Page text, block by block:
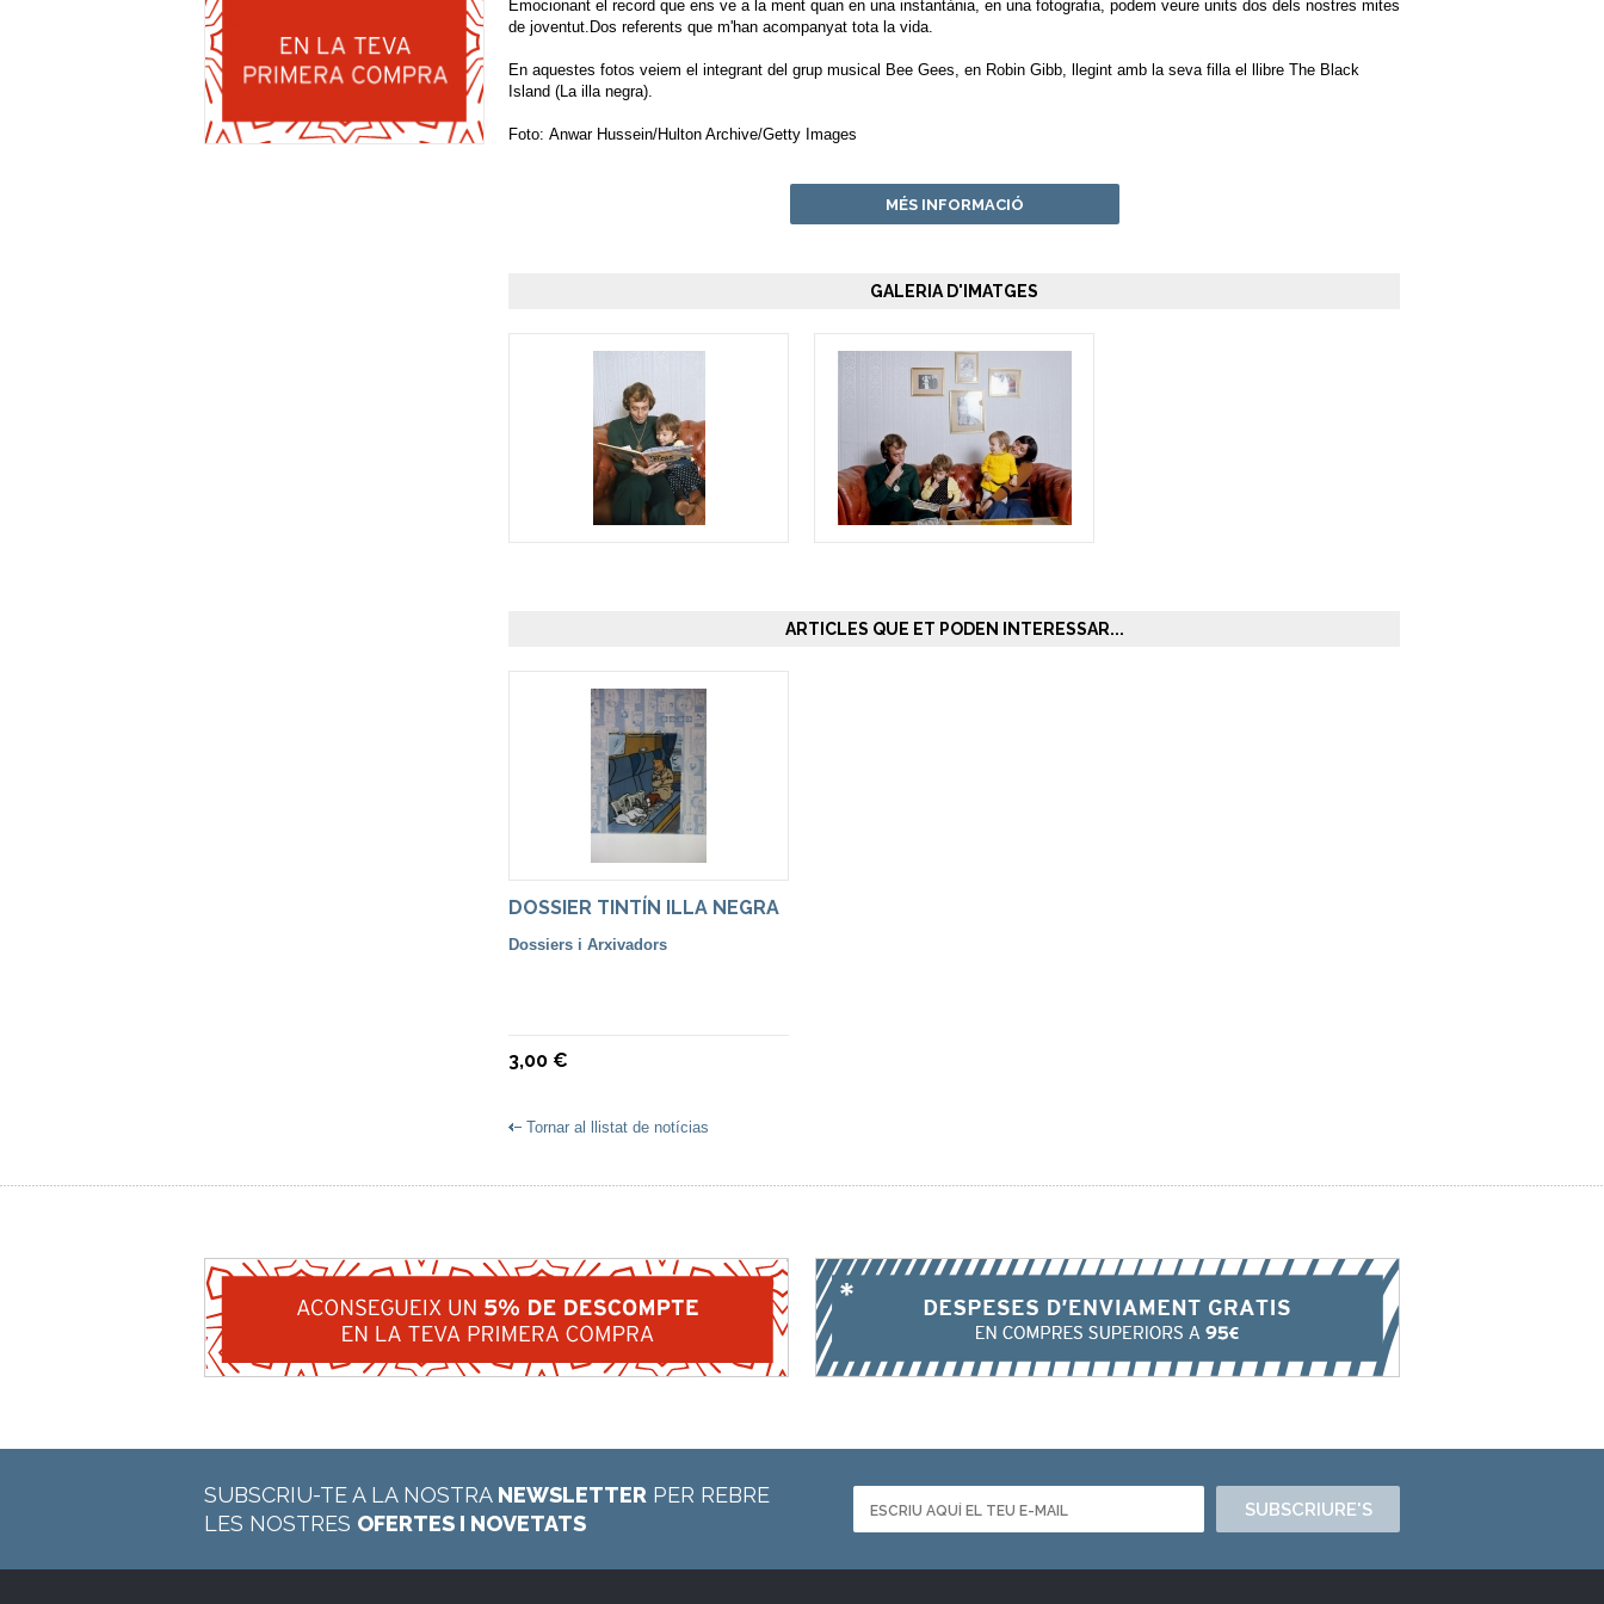
Emocionant el record que ens ve a la ment quan en una instantània, en una fotografia, podem veure units dos dels nostres mites
de joventut.Dos referents que m'han acompanyat tota la vida.
En aquestes fotos veiem el integrant del grup musical Bee Gees, en Robin Gibb, llegint amb la seva filla el llibre The Black
Island (La illa negra).
Foto: Anwar Hussein/Hulton Archive/Getty Images
MÉS INFORMACIÓ
GALERIA D'IMATGES
ARTICLES QUE ET PODEN INTERESSAR...
DOSSIER TINTÍN ILLA NEGRA
Dossiers i Arxivadors
3,00 €
Tornar al llistat de notícias
SUBSCRIU-TE A LA NOSTRA NEWSLETTER PER REBRE
LES NOSTRES OFERTES I NOVETATS
SUBSCRIURE'S